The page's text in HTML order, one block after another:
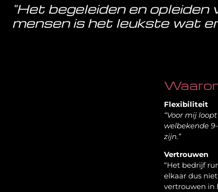
"Het begeleiden en opleiden
mensen is het leukste wat er
Flexibiliteit
“Voor mij
welbekende
zijn.”
Vertrouwen
“Het bedrijf
elkaar dus
vertrouwen in